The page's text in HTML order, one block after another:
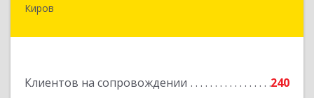
Киров
Клиентов на сопровождении
240